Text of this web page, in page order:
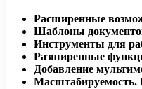
Расширенные
Шаблоны
Инструменты для
Разширенные
Добавление
Масштабируемость.